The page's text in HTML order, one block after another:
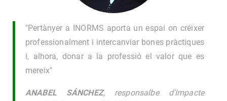
"Pertànyer a INORMS aporta un espai on créixer
professionalment i intercanviar bones pràctiques
i, alhora, donar a la professió el valor que es
mereix"
ANABEL SÁNCHEZ, responsalbe d'Impacte